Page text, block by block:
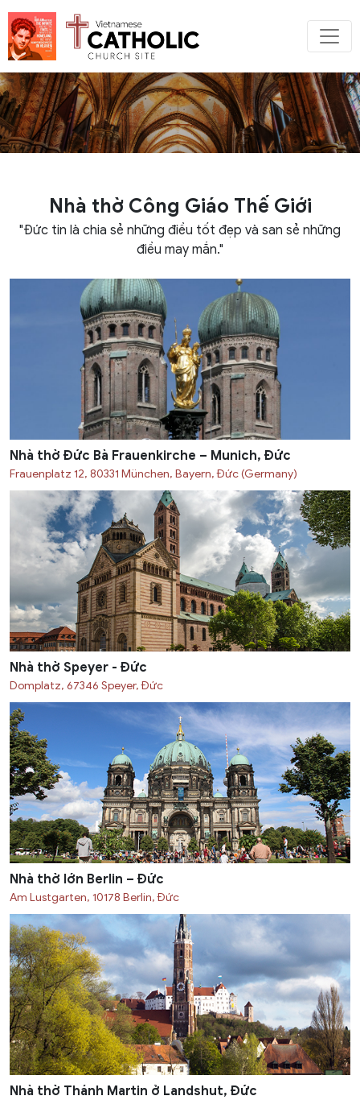
Nhà thờ Công Giáo Thế Giới
"Đức tin là chia sẻ những điều tốt đẹp và san sẻ những
điều may mắn."
Nhà thờ Đức Bà Frauenkirche – Munich, Đức
Frauenplatz 12, 80331 München, Bayern, Đức (Germany)
Nhà thờ Speyer - Đức
Domplatz, 67346 Speyer, Đức
Nhà thờ lớn Berlin – Đức
Am Lustgarten, 10178 Berlin, Đức
Nhà thờ Thánh Martin ở Landshut, Đức